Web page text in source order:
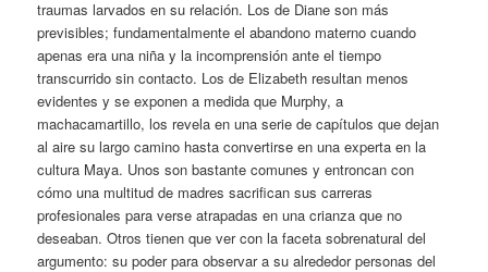
traumas larvados en su relación. Los de Diane son más
previsibles; fundamentalmente el abandono materno cuando
apenas era una niña y la incomprensión ante el tiempo
transcurrido sin contacto. Los de Elizabeth resultan menos
evidentes y se exponen a medida que Murphy, a
machacamartillo, los revela en una serie de capítulos que dejan
al aire su largo camino hasta convertirse en una experta en la
cultura Maya. Unos son bastante comunes y entroncan con
cómo una multitud de madres sacrifican sus carreras
profesionales para verse atrapadas en una crianza que no
deseaban. Otros tienen que ver con la faceta sobrenatural del
argumento: su poder para observar a su alrededor personas del